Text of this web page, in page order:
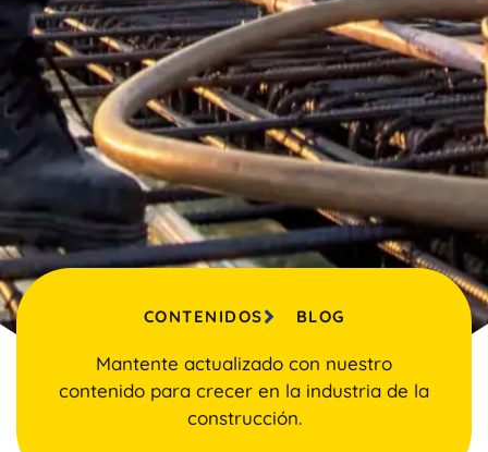
CONTENIDOS BLOG
Mantente actualizado con nuestro
contenido para crecer en la industria de la
construcción.